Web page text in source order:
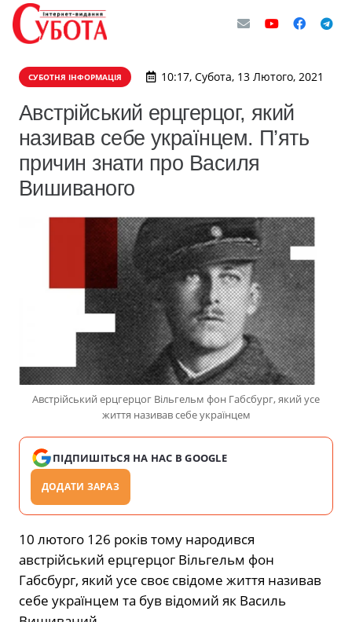
СУБОТНЯ ІНФОРМАЦІЯ 10:17, Субота, 13 Лютого, 2021
Австрійський ерцгерцог, який
називав себе українцем. П’ять
причин знати про Василя
Вишиваного
Австрійський ерцгерцог Вільгельм фон Габсбург, який усе
життя називав себе українцем
ПІДПИШІТЬСЯ НА НАС В GOOGLE
ДОДАТИ ЗАРАЗ
10 лютого 126 років тому народився
австрійський ерцгерцог Вільгельм фон
Габсбург, який усе своє свідоме життя називав
себе українцем та був відомий як Василь